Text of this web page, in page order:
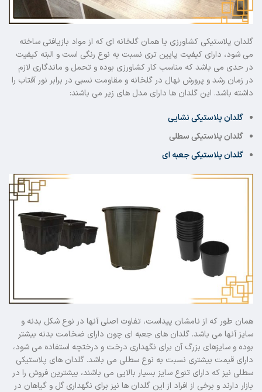
گلدان پلاستیکی کشاورزی یا همان گلخانه ای که از مواد بازیافتی ساخته
می شود، دارای کیفیت پایین تری نسبت به نوع رنگی است و البته کیفیت
در حدی می باشد که مناسب کار کشاورزی بوده و تحمل و ماندگاری لازم
در زمان رشد و پرورش نهال در گلخانه و مقاومت نسبی در برابر نور آفتاب را
داشته باشد. این گلدان ها دارای مدل های زیر می باشند:
گلدان پلاستیکی نشایی
گلدان پلاستیکی سطلی
گلدان پلاستیکی جعبه ای
همان طور که از نامشان پیداست، تفاوت اصلی آنها در نوع شکل بدنه و
سایز آنها می باشد. گلدان های جعبه ای چون دارای ضخامت بدنه بیشتر
بوده و سایزهای بزرگ آن برای نگهداری درخت و درختچه استفاده می شود،
دارای قیمت بیشتری نسبت به نوع سطلی می باشد. گلدان های پلاستیکی
سطلی نیز که دارای تنوع سایز بسیار بالایی می باشند، بیشترین فروش را در
بازار دارند و برخی از افراد از این گلدان ها نیز برای نگهداری گل و گیاهان در